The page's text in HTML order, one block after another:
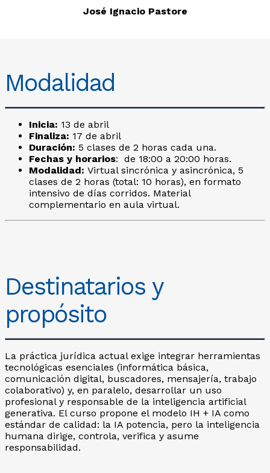
José Ignacio Pastore
Modalidad
Inicia: 13 de abril
Finaliza: 17 de abril
Duración: 5 clases de 2 horas cada una.
Fechas y horarios: de 18:00 a 20:00 horas.
Modalidad: Virtual sincrónica y asincrónica, 5
clases de 2 horas (total: 10 horas), en formato
intensivo de días corridos. Material
complementario en aula virtual.
Destinatarios y
propósito
La práctica jurídica actual exige integrar herramientas
tecnológicas esenciales (informática básica,
comunicación digital, buscadores, mensajería, trabajo
colaborativo) y, en paralelo, desarrollar un uso
profesional y responsable de la inteligencia artificial
generativa. El curso propone el modelo IH + IA como
estándar de calidad: la IA potencia, pero la inteligencia
humana dirige, controla, verifica y asume
responsabilidad.